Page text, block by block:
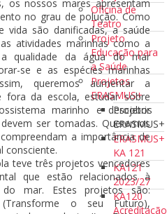
Oficina de
Teatro
Projeto
Educação para
a Saúde
Projetos
ERASMUS+
Projetos
ERASMUS+
ERASMUS+
KA 121
KA121
2023/27
KA120
Acreditação
os nossos mares apresentam
no grau de polução. Como
vida são danificadas, a saúde
atividades marinhas como a
qualidade da água do mar
se e as espécies marinhas
queremos aumentar a
fora da escola, estudar sobre
marinho e descobrir
ser tomadas. Queremos
a importância de
consciente.
teve três projetos vencedores
que estão relacionados à
mar. Estes projetos são:
(Transforme o seu Futuro),